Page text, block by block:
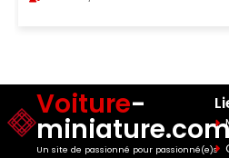
Voiture-
Un site de passionné pour passionné(e)s